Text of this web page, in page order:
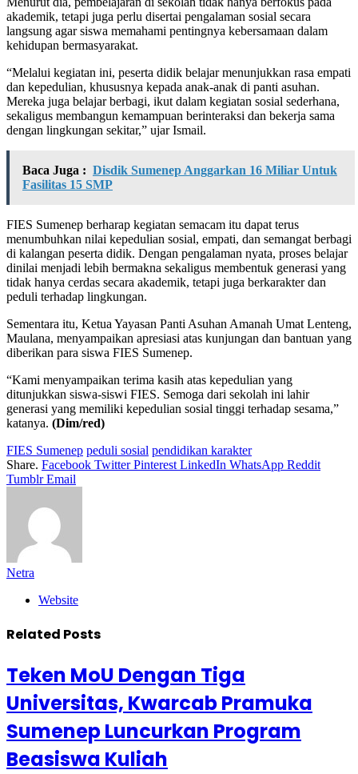
akademik, tetapi juga perlu disertai pengalaman sosial secara
langsung agar siswa memahami pentingnya kebersamaan dalam
kehidupan bermasyarakat.
“Melalui kegiatan ini, peserta didik belajar menunjukkan rasa empati
dan kepedulian, khususnya kepada anak-anak di panti asuhan.
Mereka juga belajar berbagi, ikut dalam kegiatan sosial sederhana,
sekaligus membangun kemampuan berinteraksi dan bekerja sama
dengan lingkungan sekitar,” ujar Ismail.
Baca Juga : Disdik Sumenep Anggarkan 16 Miliar Untuk
Fasilitas 15 SMP
FIES Sumenep berharap kegiatan semacam itu dapat terus
menumbuhkan nilai kepedulian sosial, empati, dan semangat berbagi
di kalangan peserta didik. Dengan pengalaman nyata, proses belajar
dinilai menjadi lebih bermakna sekaligus membentuk generasi yang
tidak hanya cerdas secara akademik, tetapi juga berkarakter dan
peduli terhadap lingkungan.
Sementara itu, Ketua Yayasan Panti Asuhan Amanah Umat Lenteng,
Maulana, menyampaikan apresiasi atas kunjungan dan bantuan yang
diberikan para siswa FIES Sumenep.
“Kami menyampaikan terima kasih atas kepedulian yang
ditunjukkan siswa-siswi FIES. Semoga dari sekolah ini lahir
generasi yang memiliki kepedulian sosial tinggi terhadap sesama,”
katanya. (Dim/red)
FIES Sumenep peduli sosial pendidikan karakter
Share. Facebook Twitter Pinterest LinkedIn WhatsApp Reddit
Tumblr Email
Netra
Website
Related Posts
Teken MoU Dengan Tiga
Universitas, Kwarcab Pramuka
Sumenep Luncurkan Program
Beasiswa Kuliah